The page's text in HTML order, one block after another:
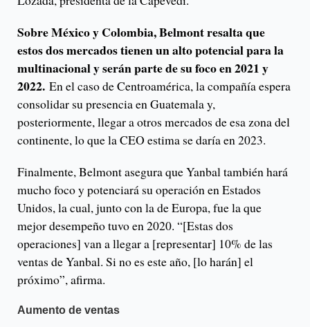
Sobre México y Colombia, Belmont resalta que
estos dos mercados tienen un alto potencial para la
multinacional y serán parte de su foco en 2021 y
2022. En el caso de Centroamérica, la compañía espera
consolidar su presencia en Guatemala y,
posteriormente, llegar a otros mercados de esa zona del
continente, lo que la CEO estima se daría en 2023.
Finalmente, Belmont asegura que Yanbal también hará
mucho foco y potenciará su operación en Estados
Unidos, la cual, junto con la de Europa, fue la que
mejor desempeño tuvo en 2020. “[Estas dos
operaciones] van a llegar a [representar] 10% de las
ventas de Yanbal. Si no es este año, [lo harán] el
próximo”, afirma.
Aumento de ventas